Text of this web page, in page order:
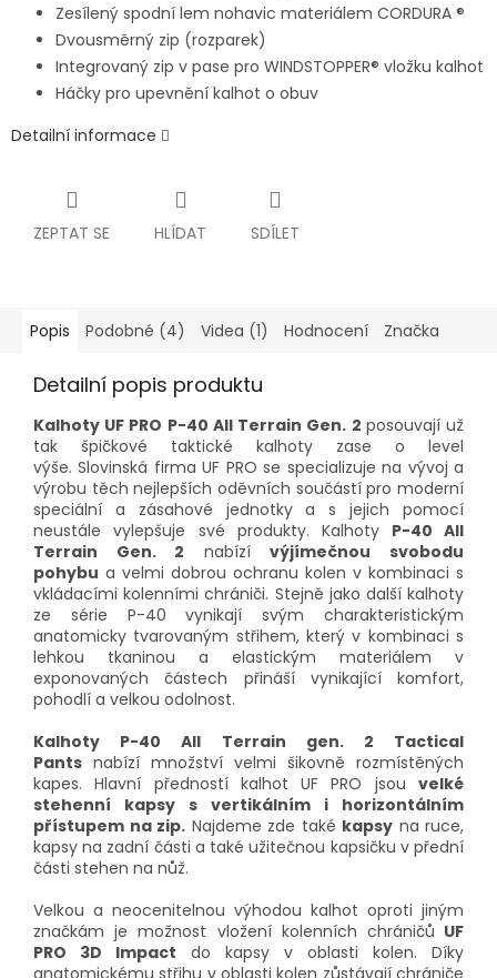
Zesílený spodní lem nohavic materiálem CORDURA ®
Dvousměrný zip (rozparek)
Integrovaný zip v pase pro WINDSTOPPER® vložku kalhot
Háčky pro upevnění kalhot o obuv
Detailní informace
ZEPTAT SE HLÍDAT SDÍLET
Popis Podobné (4) Videa (1) Hodnocení Značka
Detailní popis produktu
Kalhoty UF PRO P-40 All Terrain Gen. 2 posouvají už
tak špičkové taktické kalhoty zase o level
výše. Slovinská firma UF PRO se specializuje na vývoj a
výrobu těch nejlepších oděvních součástí pro moderní
speciální a zásahové jednotky a s jejich pomocí
neustále vylepšuje své produkty. Kalhoty P-40 All
Terrain Gen. 2 nabízívýjímečnou svobodu
pohybu a velmi dobrou ochranu kolen v kombinaci s
vkládacími kolenními chrániči. Stejně jako další kalhoty
ze série P-40 vynikají svým charakteristickým
anatomicky tvarovaným střihem, který v kombinaci s
lehkou tkaninou a elastickým materiálem v
exponovaných částech přináší vynikající komfort,
pohodlí a velkou odolnost.
Kalhoty P-40 All Terrain gen. 2 Tactical
Pants nabízí množství velmi šikovně rozmístěných
kapes. Hlavní předností kalhot UF PRO jsou velké
stehenní kapsy s vertikálním i horizontálním
přístupem na zip. Najdeme zde také kapsy na ruce,
kapsy na zadní části a také užitečnou kapsičku v přední
části stehen na nůž.
Velkou a neocenitelnou výhodou kalhot oproti jiným
značkám je možnost vložení kolenních chráničů UF
PRO 3D Impact do kapsy v oblasti kolen. Díky